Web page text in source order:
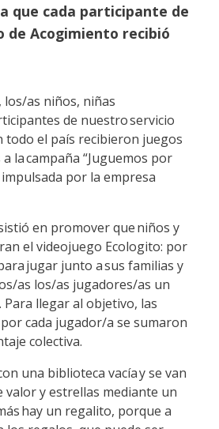
que cada participante de
de Acogimiento recibió
los/as niños, niñas
de nuestro servicio
todo el país recibieron juegos
la campaña “Juguemos por
por la empresa
en promover que niños y
el videojuego Ecologito: por
jugar junto a sus familias y
as los/as jugadores/as un
Para llegar al objetivo, las
cada jugador/a se sumaron
colectiva.
una biblioteca vacía y se van
valor y estrellas mediante un
hay un regalito, porque a